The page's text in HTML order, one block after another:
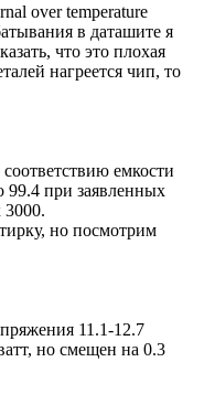
over temperature
в даташите я
что это плохая
нагреется чип, то
емкости
99.4 при заявленных
но посмотрим
11.1-12.7
но смещен на 0.3